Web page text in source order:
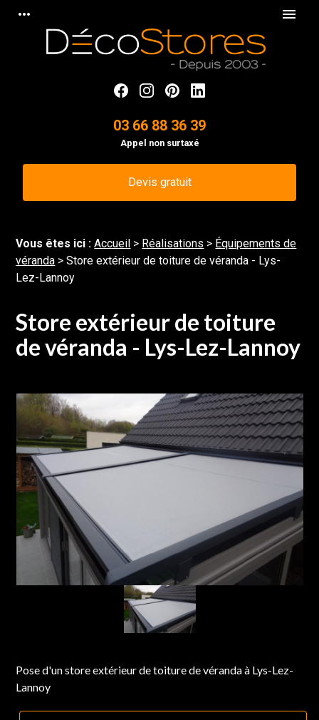
more_horiz menu
03 66 88 36 39
Appel non surtaxé
Devis gratuit
Vous êtes ici :Accueil > Réalisations > Équipements de
véranda >Store extérieur de toiture de véranda - Lys-
Lez-Lannoy
Store extérieur de toiture
de véranda - Lys-Lez-Lannoy
Pose d'un store extérieur de toiture de véranda à Lys-Lez-
Lannoy